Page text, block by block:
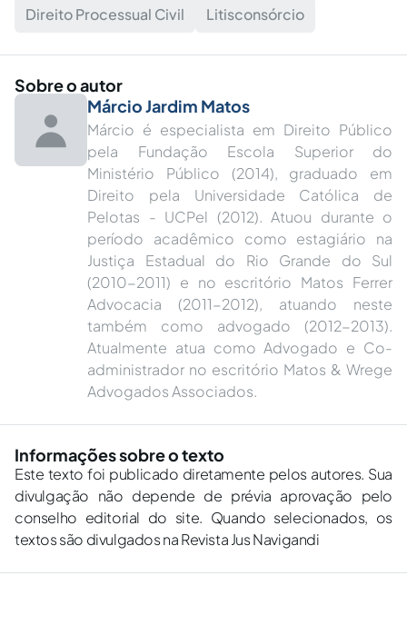
Direito Processual Civil Litisconsórcio
Sobre o autor
Márcio Jardim Matos
Márcio é especialista em Direito Público
pela Fundação Escola Superior do
Ministério Público (2014), graduado em
Direito pela Universidade Católica de
Pelotas - UCPel (2012). Atuou durante o
período acadêmico como estagiário na
Justiça Estadual do Rio Grande do Sul
(2010-2011) e no escritório Matos Ferrer
Advocacia (2011-2012), atuando neste
também como advogado (2012-2013).
Atualmente atua como Advogado e Co-
administrador no escritório Matos & Wrege
Advogados Associados.
Informações sobre o texto
Este texto foi publicado diretamente pelos autores. Sua
divulgação não depende de prévia aprovação pelo
conselho editorial do site. Quando selecionados, os
textos são divulgados na Revista Jus Navigandi